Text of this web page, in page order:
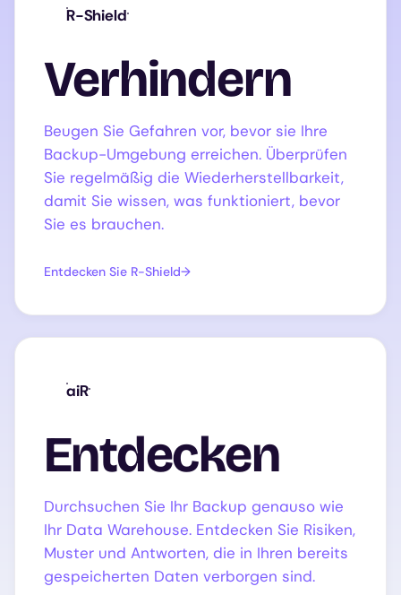
R-Shield
Verhindern
Beugen Sie Gefahren vor, bevor sie Ihre
Backup-Umgebung erreichen. Überprüfen
Sie regelmäßig die Wiederherstellbarkeit,
damit Sie wissen, was funktioniert, bevor
Sie es brauchen.
Entdecken Sie R-Shield
aiR
Entdecken
Durchsuchen Sie Ihr Backup genauso wie
Ihr Data Warehouse. Entdecken Sie Risiken,
Muster und Antworten, die in Ihren bereits
gespeicherten Daten verborgen sind.